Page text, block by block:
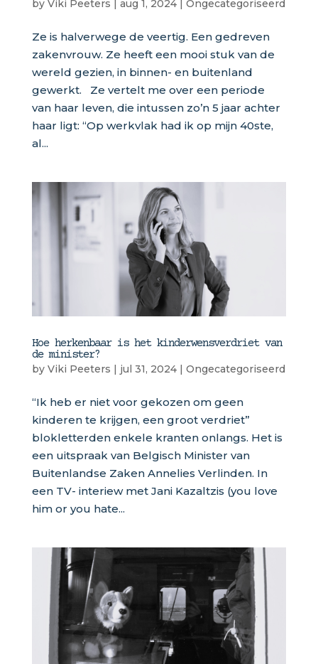
by Viki Peeters aug 1, 2024| Ongecategoriseerd
Ze is halverwege de veertig. Een gedreven
zakenvrouw. Ze heeft een mooi stuk van de
wereld gezien, in binnen- en buitenland
gewerkt. Ze vertelt me over een periode
van haar leven, die intussen zo’n 5 jaar achter
haar ligt: “Op werkvlak had ik op mijn 40ste,
al...
Hoe herkenbaar is het kinderwensverdriet van
de minister?
by Viki Peeters jul 31, 2024| Ongecategoriseerd
“Ik heb er niet voor gekozen om geen
kinderen te krijgen, een groot verdriet”
blokletterden enkele kranten onlangs. Het is
een uitspraak van Belgisch Minister van
Buitenlandse Zaken Annelies Verlinden. In
een TV- interiew met Jani Kazaltzis (you love
him or you hate...